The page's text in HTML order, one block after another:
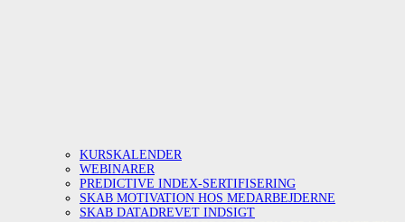
KURSKALENDER
WEBINARER
PREDICTIVE INDEX-SERTIFISERING
SKAB MOTIVATION HOS MEDARBEJDERNE
SKAB DATADREVET INDSIGT